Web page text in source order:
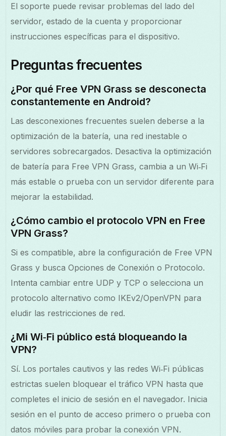
El soporte puede revisar problemas del lado del
servidor, estado de la cuenta y proporcionar
instrucciones específicas para el dispositivo.
Preguntas frecuentes
¿Por qué Free VPN Grass se desconecta
constantemente en Android?
Las desconexiones frecuentes suelen deberse a la
optimización de la batería, una red inestable o
servidores sobrecargados. Desactiva la optimización
de batería para Free VPN Grass, cambia a un Wi‑Fi
más estable o prueba con un servidor diferente para
mejorar la estabilidad.
¿Cómo cambio el protocolo VPN en Free
VPN Grass?
Si es compatible, abre la configuración de Free VPN
Grass y busca Opciones de Conexión o Protocolo.
Intenta cambiar entre UDP y TCP o selecciona un
protocolo alternativo como IKEv2/OpenVPN para
eludir las restricciones de red.
¿Mi Wi‑Fi público está bloqueando la
VPN?
Sí. Los portales cautivos y las redes Wi‑Fi públicas
estrictas suelen bloquear el tráfico VPN hasta que
completes el inicio de sesión en el navegador. Inicia
sesión en el punto de acceso primero o prueba con
datos móviles para probar la conexión VPN.